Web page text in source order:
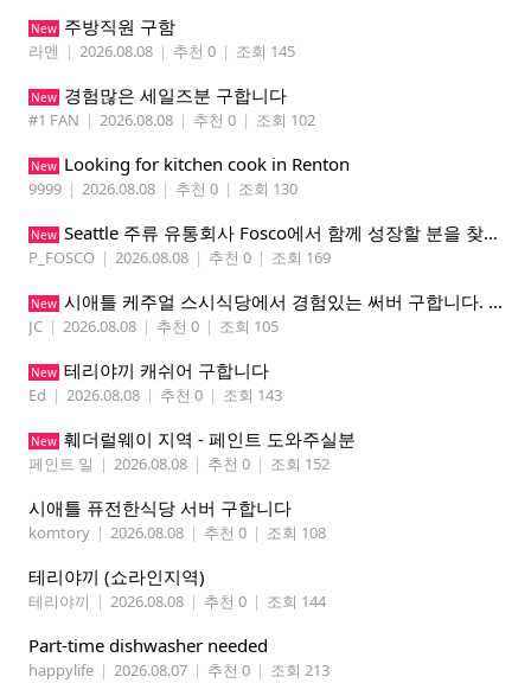
New 주방직원 구함
라멘 | 2026.08.08 | 추천 0 | 조회 145
New 경험많은 세일즈분 구합니다
#1 FAN | 2026.08.08 | 추천 0 | 조회 102
New Looking for kitchen cook in Renton
9999 | 2026.08.08 | 추천 0 | 조회 130
New Seattle 주류 유통회사 Fosco에서 함께 성장할 분을 찾습니다
P_FOSCO | 2026.08.08 | 추천 0 | 조회 169
New 시애틀 케주얼 스시식당에서 경험있는 써버 구합니다. 팁 200 이상
JC | 2026.08.08 | 추천 0 | 조회 105
New 테리야끼 캐쉬어 구합니다
Ed | 2026.08.08 | 추천 0 | 조회 143
New 훼더럴웨이 지역 - 페인트 도와주실분
페인트 일 | 2026.08.08 | 추천 0 | 조회 152
시애틀 퓨전한식당 서버 구합니다
komtory | 2026.08.08 | 추천 0 | 조회 108
테리야끼 (쇼라인지역)
테리야끼 | 2026.08.08 | 추천 0 | 조회 144
Part-time dishwasher needed
happylife | 2026.08.07 | 추천 0 | 조회 213